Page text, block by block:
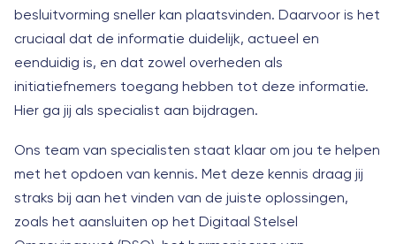
besluitvorming sneller kan plaatsvinden. Daarvoor is het
cruciaal dat de informatie duidelijk, actueel en
eenduidig is, en dat zowel overheden als
initiatiefnemers toegang hebben tot deze informatie.
Hier ga jij als specialist aan bijdragen.
Ons team van specialisten staat klaar om jou te helpen
met het opdoen van kennis. Met deze kennis draag jij
straks bij aan het vinden van de juiste oplossingen,
zoals het aansluiten op het Digitaal Stelsel